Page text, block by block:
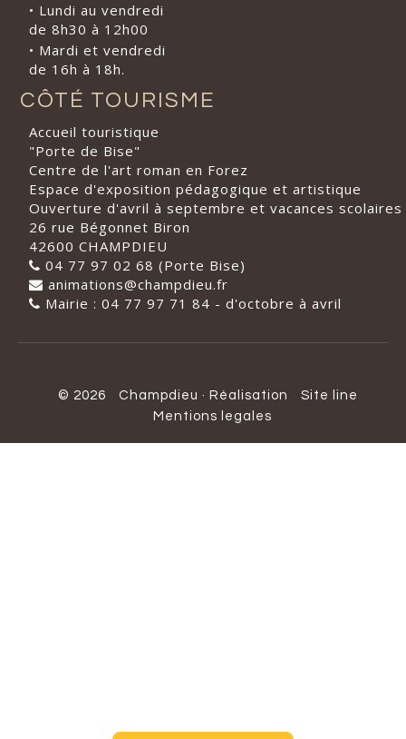
• Lundi au vendredi
de 8h30 à 12h00
• Mardi et vendredi
de 16h à 18h.
CÔTÉ TOURISME
Accueil touristique
"Porte de Bise"
Centre de l'art roman en Forez
Espace d'exposition pédagogique et artistique
Ouverture d'avril à septembre et vacances scolaires
26 rue Bégonnet Biron
42600 CHAMPDIEU
04 77 97 02 68 (Porte Bise)
animations@champdieu.fr
Mairie : 04 77 97 71 84 - d'octobre à avril
© 2026 Champdieu · Réalisation
Site line
Mentions legales